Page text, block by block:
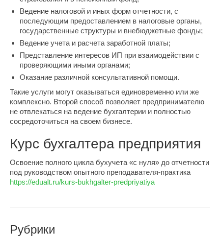
Ведение налоговой и иных форм отчетности, с
последующим предоставлением в налоговые органы,
государственные структуры и внебюджетные фонды;
Ведение учета и расчета заработной платы;
Представление интересов ИП при взаимодействии с
проверяющими иными органами;
Оказание различной консультативной помощи.
Такие услуги могут оказываться единовременно или же
комплексно. Второй способ позволяет предпринимателю
не отвлекаться на ведение бухгалтерии и полностью
сосредоточиться на своем бизнесе.
Курс бухгалтера предприятия
Освоение полного цикла бухучета «с нуля» до отчетности
под руководством опытного преподавателя-практика
https://edualt.ru/kurs-bukhgalter-predpriyatiya
Рубрики